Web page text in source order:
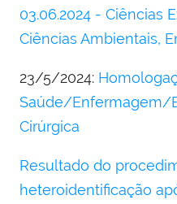
03.06.2024 - Ciências
Ciências Ambientais,
23/5/2024:
Saúde/Enfermagem/
Cirúrgica
Resultado do
heteroidentificação